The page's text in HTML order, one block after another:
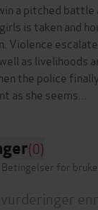
a pitched battle
is taken and
Violence
as livelihoods
the police
(0)
Betingelser for
vurderinger